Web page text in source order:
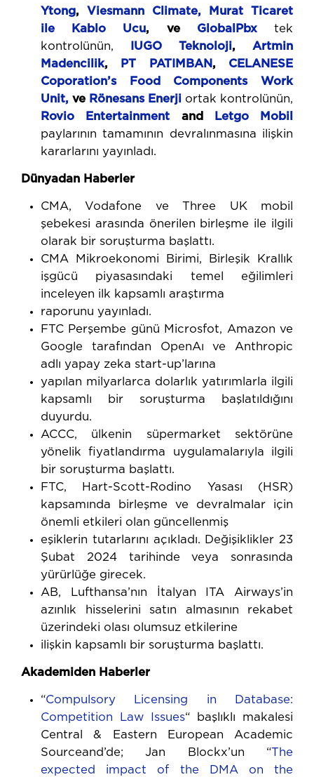
Ytong, Viesmann Climate,
Murat Ticaret
ile Kablo Ucu, ve GlobalPbxtek
kontrolünün,
IUGO Teknoloji, Artmin
Madencilik, PT PATIMBAN , CELANESE
Coporation’s Food Components Work
Unit, ve Rönesans Enerji ortak kontrolünün,
Rovio Entertainment and
Letgo Mobil
paylarının tamamının devralınmasına ilişkin
kararlarını yayınladı.
Dünyadan Haberler
CMA, Vodafone ve Three UK mobil
şebekesi arasında önerilen birleşme ile ilgili
olarak bir soruşturma başlattı.
CMA Mikroekonomi Birimi, Birleşik Krallık
işgücü piyasasındaki temel eğilimleri
inceleyen ilk kapsamlı araştırma
raporunu yayınladı.
FTC Perşembe günü Microsfot, Amazon ve
Google tarafından OpenAı ve Anthropic
adlı yapay zeka start-up’larına
yapılan milyarlarca dolarlık yatırımlarla ilgili
kapsamlı bir soruşturma başlatıldığını
duyurdu.
ACCC, ülkenin süpermarket sektörüne
yönelik fiyatlandırma uygulamalarıyla ilgili
bir soruşturma başlattı.
FTC, Hart-Scott-Rodino Yasası (HSR)
kapsamında birleşme ve devralmalar için
önemli etkileri olan güncellenmiş
eşiklerin tutarlarını açıkladı. Değişiklikler 23
Şubat 2024 tarihinde veya sonrasında
yürürlüğe girecek.
AB, Lufthansa’nın İtalyan ITA Airways’in
azınlık hisselerini satın almasının rekabet
üzerindeki olası olumsuz etkilerine
ilişkin kapsamlı bir soruşturma başlattı.
Akademiden Haberler
“Compulsory Licensing in Database:
Competition Law Issues“ başlıklı makalesi
Central & Eastern European Academic
Sourceand’de; Jan Blockx’un “The
expected impact of the DMA on the